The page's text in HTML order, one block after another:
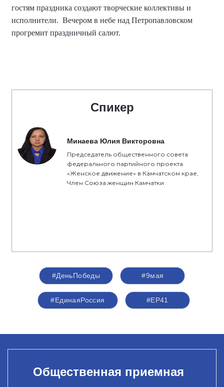
гостям праздника создают творческие коллективы и
исполнители. Вечером в небе над Петропавловском
прогремит праздничный салют.
Спикер
Минаева Юлия Викторовна
Председатель общественного совета
федерального партийного проекта
«Женское движение» в Камчатском крае,
Член Союза женщин Камчатки
#ДеньПобеды #9мая
#ЕдинаяРоссия #ЕР41
Общественная приемная